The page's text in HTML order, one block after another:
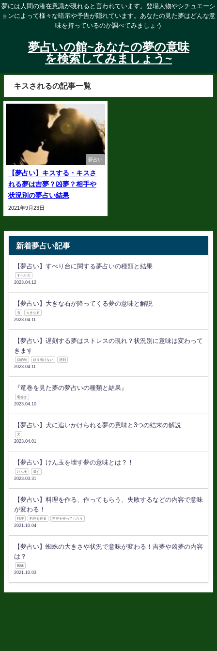
夢には人間の潜在意識が現れると言われています。登場人物やシチュエーシ
ョンによって様々な暗示や予告が隠れています。あなたの見た夢はどんな意
味を持っているのか調べてみましょう
夢占いの館~あなたの夢の意味
を検索してみましょう~
キスされるの記事一覧
夢占い
【夢占い】キスする・キスさ
れる夢は吉夢？凶夢？相手や
状況別の夢占い結果
2021年9月23日
新着夢占い記事
【夢占い】すべり台に関する夢占いの種類と結果
すべり台
2023.04.12
【夢占い】大きな石が降ってくる夢の意味と解説
石 大きな石
2023.04.11
【夢占い】遅刻する夢はストレスの現れ？状況別に意味は変わって
きます
目的地 辿り着けない 遅刻
2023.04.11
『竜巻を見た夢の夢占いの種類と結果』
竜巻き
2023.04.10
【夢占い】犬に追いかけられる夢の意味と3つの結末の解説
犬
2023.04.01
【夢占い】けん玉を壊す夢の意味とは？！
けん玉 壊す
2023.03.31
【夢占い】料理を作る、作ってもらう、失敗するなどの内容で意味
が変わる！
料理 料理を作る 料理を作ってもらう
2021.10.04
【夢占い】蜘蛛の大きさや状況で意味が変わる！吉夢や凶夢の内容
は？
蜘蛛
2021.10.03